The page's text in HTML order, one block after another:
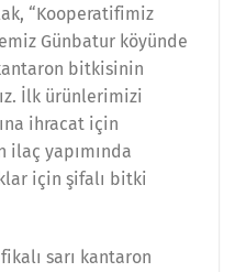
“Kooperatifimiz
Günbatur köyünde
bitkisinin
İlk ürünlerimizi
ihracat için
ilaç yapımında
için şifalı bitki
sarı kantaron